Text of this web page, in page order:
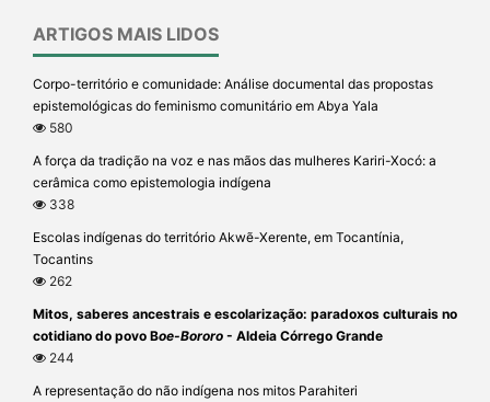
ARTIGOS MAIS LIDOS
Corpo-território e comunidade: Análise documental das propostas
epistemológicas do feminismo comunitário em Abya Yala
580
A força da tradição na voz e nas mãos das mulheres Kariri-Xocó: a
cerâmica como epistemologia indígena
338
Escolas indígenas do território Akwẽ-Xerente, em Tocantínia,
Tocantins
262
Mitos, saberes ancestrais e escolarização: paradoxos culturais no
cotidiano do povo Boe-Bororo - Aldeia Córrego Grande
244
A representação do não indígena nos mitos Parahiteri